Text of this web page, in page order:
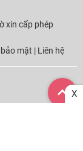
xin cấp phép
mật | Liên hệ
X